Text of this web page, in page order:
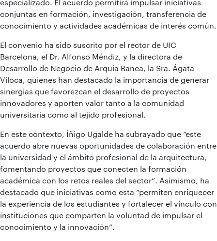
especializado. El acuerdo permitirá impulsar iniciativas
conjuntas en formación, investigación, transferencia de
conocimiento y actividades académicas de interés común.
El convenio ha sido suscrito por el rector de UIC
Barcelona, el Dr. Alfonso Méndiz, y la directora de
Desarrollo de Negocio de Arquia Banca, la Sra. Ágata
Viloca, quienes han destacado la importancia de generar
sinergias que favorezcan el desarrollo de proyectos
innovadores y aporten valor tanto a la comunidad
universitaria como al tejido profesional.
En este contexto, Íñigo Ugalde ha subrayado que “este
acuerdo abre nuevas oportunidades de colaboración entre
la universidad y el ámbito profesional de la arquitectura,
fomentando proyectos que conecten la formación
académica con los retos reales del sector”. Asimismo, ha
destacado que iniciativas como esta “permiten enriquecer
la experiencia de los estudiantes y fortalecer el vínculo con
instituciones que comparten la voluntad de impulsar el
conocimiento y la innovación”.